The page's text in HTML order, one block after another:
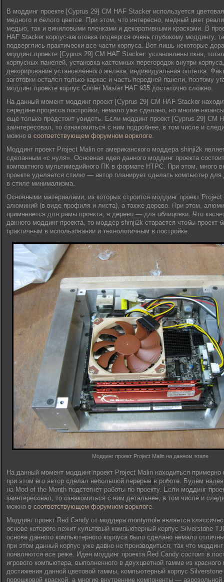
В моддинг проекте [Cyprus 29] CM HAF Stacker используется
медного и белого цветов. При этом, что интересно, медный цвет
медью, так и виниловыми пленками и декоративными красками. В
HAF Stacker корпус-заготовка подвергся очень глубокому моддингу,
подверглись практически все части корпуса. Вот лишь некоторые
моддинг проекте [Cyprus 29] CM HAF Stacker: установлены окна,
корпусных панелей, установка кастомных перегородок внутри
декорирование установленного железа, индивидуальная оплетка.
заготовки остался только каркас и часть передней панели, поэтому
моддинг проекте корпус Cooler Master HAF 935 достаточно сложно.
На данный момент моддинг проект [Cyprus 29] CM HAF Stacker
середине процесса постройки, немало уже сделано, но многие
еще только предстоит увидеть. Если моддинг проект [Cyprus 29] CM
заинтересовал, то ознакомиться с ним подробнее, в том числе и
можно в соответствующем форумном ворклоге.
Моддинг проект Project Malin от американского моддера shinji2k
сделанным «с нуля». Основная идея данного моддинг проекта
компактного мультимедийного ПК в формате HTPC. При этом, много
проекте уделяется стилю — автор планирует сделать компьютер для
в стиле минимализма.
Основными материалами, из которых строится моддинг проект
алюминий (в виде профиля и листа), а также дерево. При этом,
применяется для рамы проекта, а дерево — для облицовки. Что
данного моддинг проекта, то моддер shinji2k старается чтобы проект
практичным в использовании и технологичным в постройке.
Моддинг проект Project Malin на данном этапе
На данный момент моддинг проект Project Malin находиться примерно
при этом его автор сделал небольшой перерыв в роботе. Будем
на Mod of the Month подстегнет работы по проекту. Если моддинг
заинтересовал, то ознакомиться с ним детальнее, в том числе и
можно в соответствующем форумном ворклоге.
Моддинг проект Red Candy от моддера montymole является
основе которого лежит культовый компьютерный корпус Silverstone
основе данного компьютерного корпуса было сделано немало
при этом данный корпус уже давно не производиться, так что
появляются все реже. Идея моддинг проекта Red Candy состоит в
игрового компьютера, выполненного в двухцветной гамме из
достижения данной цветовой гаммы, компьютерный корпус
порошковой краской, а многие внутренние компоненты — аэрозольной